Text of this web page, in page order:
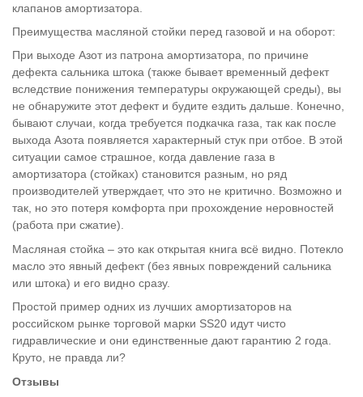
клапанов амортизатора.
Преимущества масляной стойки перед газовой и на оборот:
При выходе Азот из патрона амортизатора, по причине
дефекта сальника штока (также бывает временный дефект
вследствие понижения температуры окружающей среды), вы
не обнаружите этот дефект и будите ездить дальше. Конечно,
бывают случаи, когда требуется подкачка газа, так как после
выхода Азота появляется характерный стук при отбое. В этой
ситуации самое страшное, когда давление газа в
амортизатора (стойках) становится разным, но ряд
производителей утверждает, что это не критично. Возможно и
так, но это потеря комфорта при прохождение неровностей
(работа при сжатие).
Масляная стойка – это как открытая книга всё видно. Потекло
масло это явный дефект (без явных повреждений сальника
или штока) и его видно сразу.
Простой пример одних из лучших амортизаторов на
российском рынке торговой марки SS20 идут чисто
гидравлические и они единственные дают гарантию 2 года.
Круто, не правда ли?
Отзывы